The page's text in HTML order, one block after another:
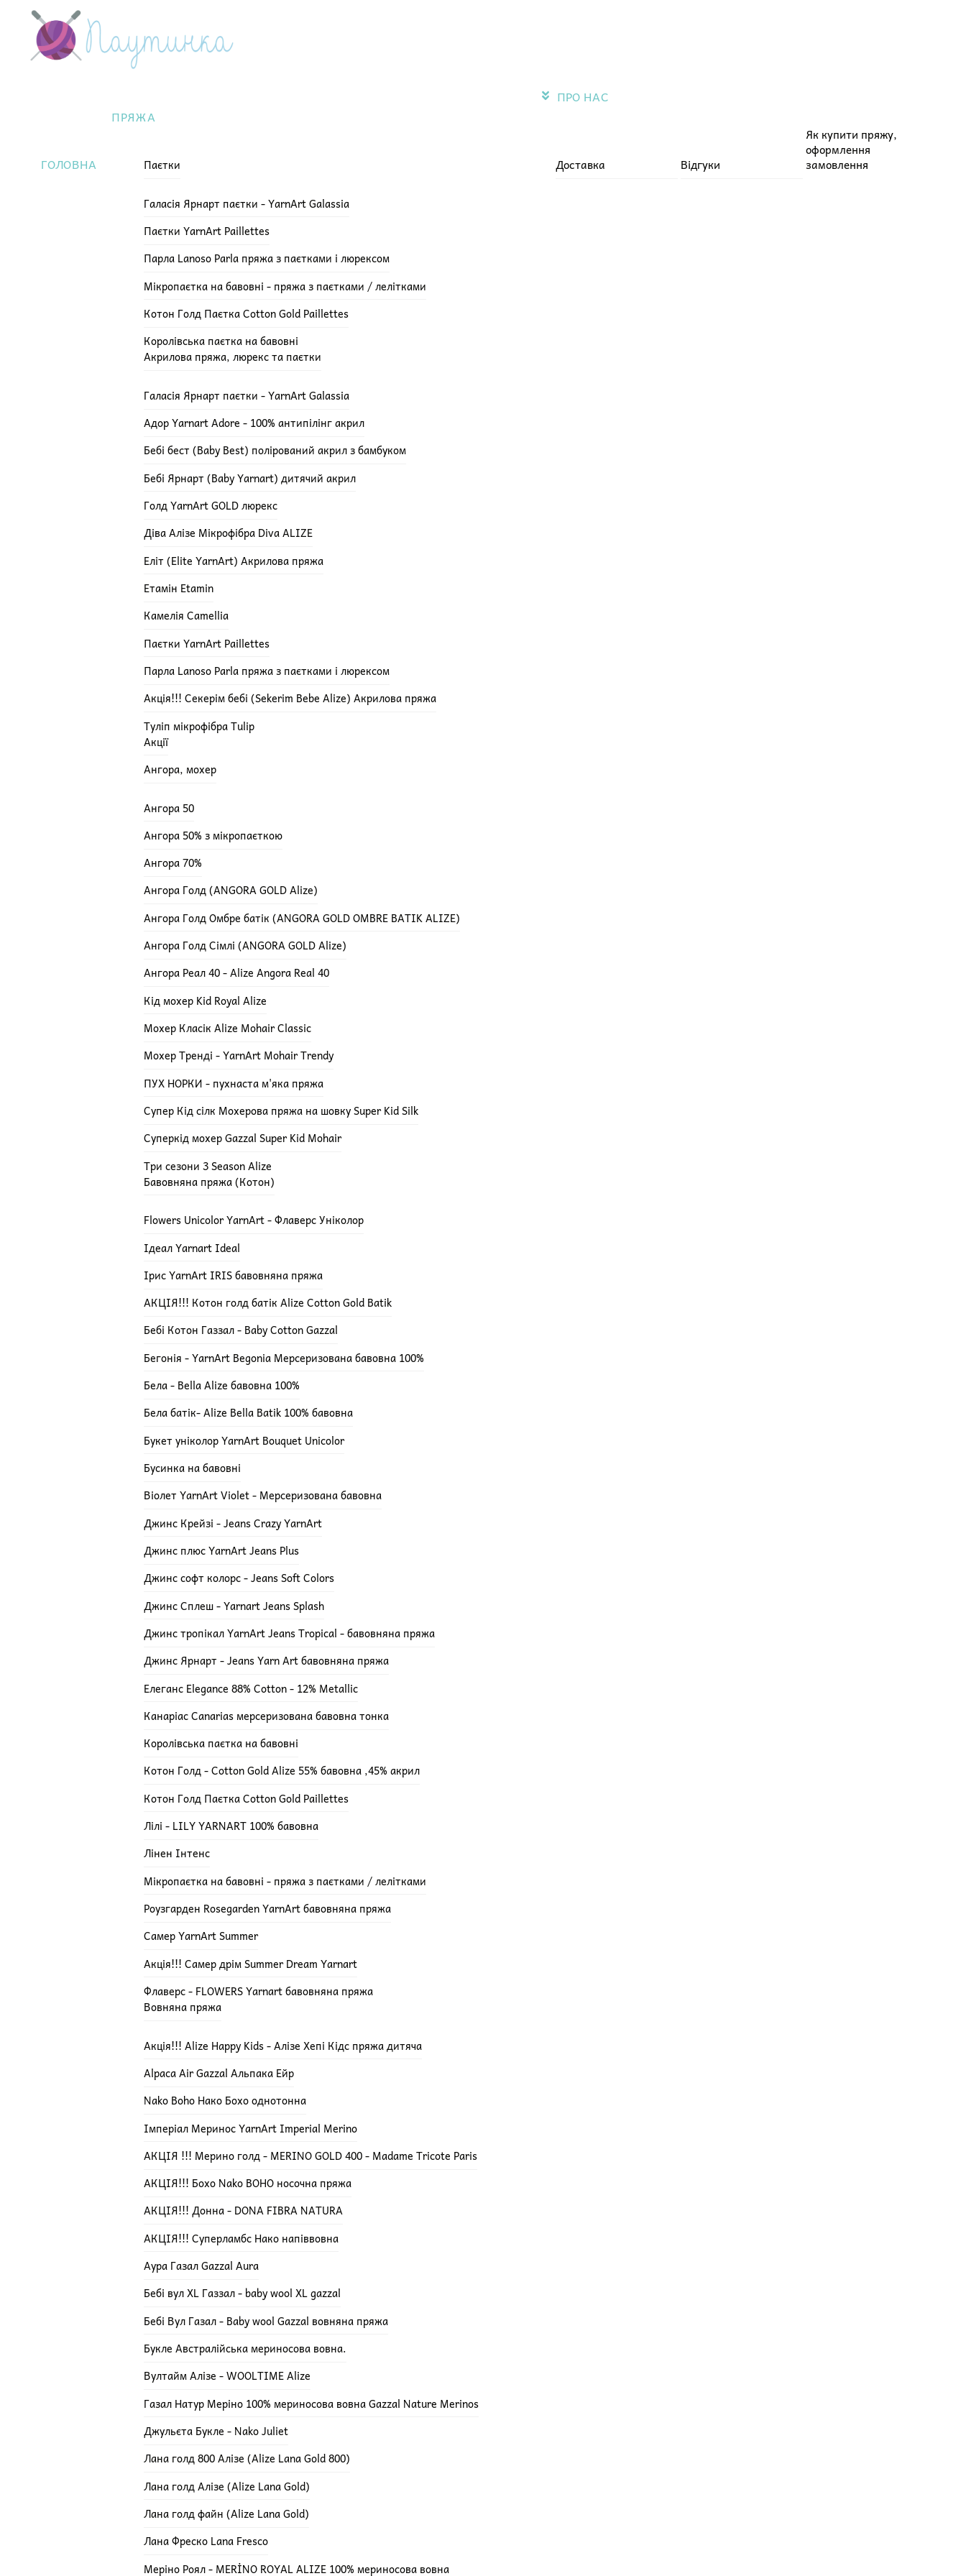
content
Menu
ГОЛОВНА
ПРЯЖА
Паєтки
Галасія Ярнарт паєтки - YarnArt Galassia
Паєтки YarnArt Paillettes
Парла Lanoso Parla пряжа з паєтками і люрексом
Мікропаєтка на бавовні - пряжа з паєтками / лелітками
Котон Голд Паєтка Cotton Gold Paillettes
Королівська паєтка на бавовні
Акрилова пряжа, люрекс та паєтки
Галасія Ярнарт паєтки - YarnArt Galassia
Адор Yarnart Adore - 100% антипілінг акрил
Бебі бест (Baby Best) полірований акрил з бамбуком
Бебі Ярнарт (Baby Yarnart) дитячий акрил
Голд YarnArt GOLD люрекс
Діва Алізе Мікрофібра Diva ALIZE
Еліт (Elite YarnArt) Акрилова пряжа
Етамін Etamin
Камелія Camellia
Паєтки YarnArt Paillettes
Парла Lanoso Parla пряжа з паєтками і люрексом
Акція!!! Секерім бебі (Sekerim Bebe Alize) Акрилова пряжа
Туліп мікрофібра Tulip
Акції
Ангора, мохер
Ангора 50
Ангора 50% з мікропаєткою
Ангора 70%
Ангора Голд (ANGORA GOLD Alize)
Ангора Голд Омбре батік (ANGORA GOLD OMBRE BATIK ALIZE)
Ангора Голд Сімлі (ANGORA GOLD Alize)
Ангора Реал 40 - Alize Angora Real 40
Кід мохер Kid Royal Alize
Мохер Класік Alize Mohair Classic
Мохер Тренді - YarnArt Mohair Trendy
ПУХ НОРКИ - пухнаста м'яка пряжа
Супер Кід сілк Мохерова пряжа на шовку Super Kid Silk
Суперкід мохер Gazzal Super Kid Mohair
Три сезони 3 Season Alize
Бавовняна пряжа (Котон)
Flowers Unicolor YarnArt - Флаверс Уніколор
Ідеал Yarnart Ideal
Ірис YarnArt IRIS бавовняна пряжа
АКЦІЯ!!! Котон голд батік Alize Cotton Gold Batik
Бебі Котон Газзал - Baby Cotton Gazzal
Бегонія - YarnArt Begonia Мерсеризована бавовна 100%
Бела - Bella Alize бавовна 100%
Бела батік- Alize Bella Batik 100% бавовна
Букет уніколор YarnArt Bouquet Unicolor
Бусинка на бавовні
Віолет YarnArt Violet - Мерсеризована бавовна
Джинс Крейзі - Jeans Crazy YarnArt
Джинс плюс YarnArt Jeans Plus
Джинс софт колорс - Jeans Soft Colors
Джинс Сплеш - Yarnart Jeans Splash
Джинс тропікал YarnArt Jeans Tropical - бавовняна пряжа
Джинс Ярнарт - Jeans Yarn Art бавовняна пряжа
Елеганс Elegance 88% Cotton - 12% Metallic
Канаріас Canarias мерсеризована бавовна тонка
Королівська паєтка на бавовні
Котон Голд - Cotton Gold Alize 55% бавовна ,45% акрил
Котон Голд Паєтка Cotton Gold Paillettes
Лілі - LILY YARNART 100% бавовна
Лінен Інтенс
Мікропаєтка на бавовні - пряжа з паєтками / лелітками
Роузгарден Rosegarden YarnArt бавовняна пряжа
Самер YarnArt Summer
Акція!!! Самер дрім Summer Dream Yarnart
Флаверс - FLOWERS Yarnart бавовняна пряжа
Вовняна пряжа
Акція!!! Alize Happy Kids - Алізе Хепі Кідс пряжа дитяча
Alpaca Air Gazzal Альпака Ейр
Nako Boho Нако Бохо однотонна
Імперіал Меринос YarnArt Imperial Merino
АКЦІЯ !!! Мерино голд - MERINO GOLD 400 - Madame Tricote Paris
АКЦІЯ!!! Бохо Nako BOHO носочна пряжа
АКЦІЯ!!! Донна - DONA FIBRA NATURA
АКЦІЯ!!! Суперламбс Нако напіввовна
Аура Газал Gazzal Aura
Бебі вул XL Газзал - baby wool XL gazzal
Бебі Вул Газал - Baby wool Gazzal вовняна пряжа
Букле Австралійська мериносова вовна.
Вултайм Алізе - WOOLTIME Alize
Газал Натур Меріно 100% мериносова вовна Gazzal Nature Merinos
Джульєта Букле - Nako Juliet
Лана голд 800 Алізе (Alize Lana Gold 800)
Лана голд Алізе (Alize Lana Gold)
Лана голд файн (Alize Lana Gold)
Лана Фреско Lana Fresco
Меріно Роял - MERİNO ROYAL ALIZE 100% мериносова вовна
ПРО НАС
Доставка Відгуки
Як купити пряжу,
оформлення
замовлення